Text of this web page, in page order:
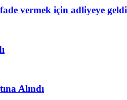
vermek için adliyeye geldi
Alındı